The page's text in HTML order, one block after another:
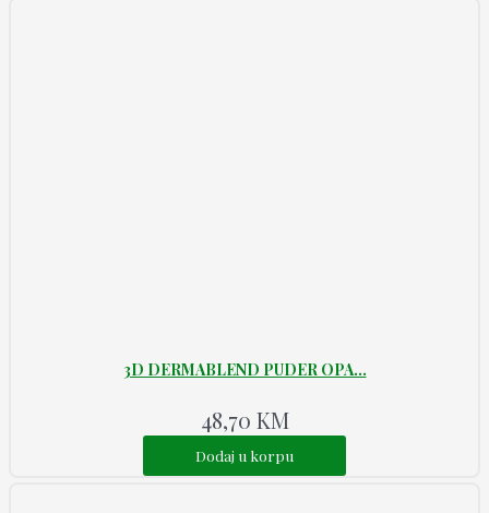
3D DERMABLEND PUDER OPA...
48,70 KM
Dodaj u korpu